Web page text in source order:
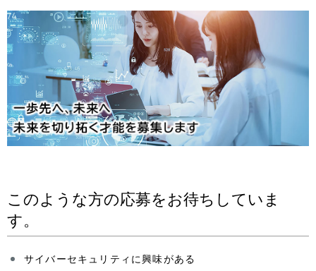
b
n
a
v
i
g
t
i
o
N
a
v
i
g
a
i
o
このような方の応募をお待ちしていま
す。
サイバーセキュリティに興味がある